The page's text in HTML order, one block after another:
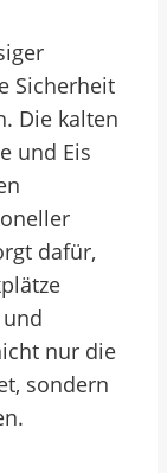
Sicherheit
Die kalten
und Eis
dafür,
nur die
sondern